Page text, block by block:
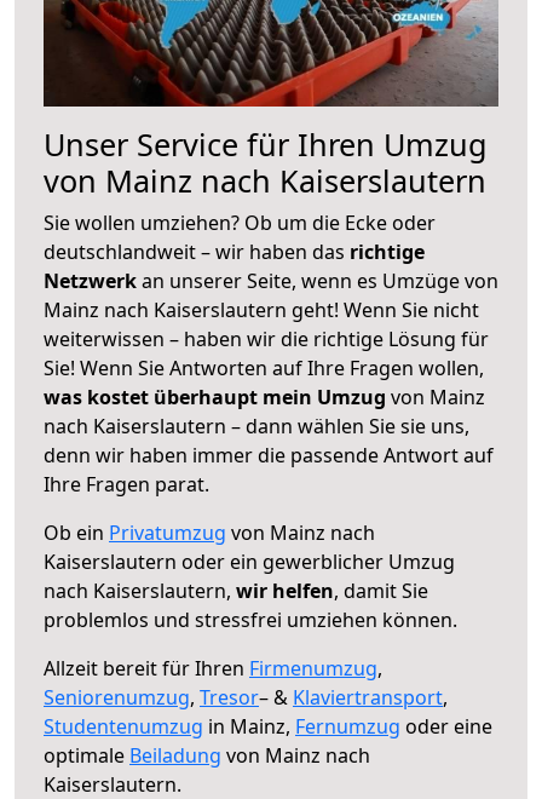
Unser Service für Ihren Umzug
von Mainz nach Kaiserslautern
Sie wollen umziehen? Ob um die Ecke oder
deutschlandweit – wir haben das richtige
Netzwerkan unserer Seite, wenn es Umzüge von
Mainz nach Kaiserslautern geht! Wenn Sie nicht
weiterwissen – haben wir die richtige Lösung für
Sie! Wenn Sie Antworten auf Ihre Fragen wollen,
was kostet überhaupt mein Umzug von Mainz
nach Kaiserslautern – dann wählen Sie sie uns,
denn wir haben immer die passende Antwort auf
Ihre Fragen parat.
Ob ein Privatumzug von Mainz nach
Kaiserslautern oder ein gewerblicher Umzug
nach Kaiserslautern, wir helfen, damit Sie
problemlos und stressfrei umziehen können.
Allzeit bereit für Ihren Firmenumzug,
Seniorenumzug, Tresor– & Klaviertransport,
Studentenumzug in Mainz, Fernumzug oder eine
optimale Beiladung von Mainz nach
Kaiserslautern.